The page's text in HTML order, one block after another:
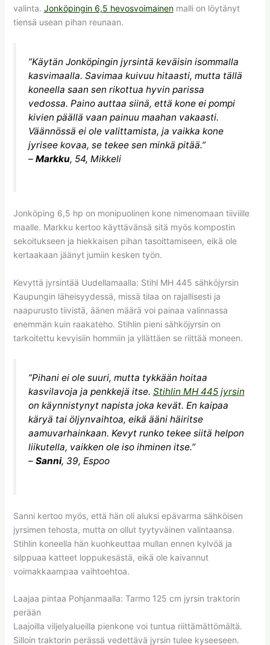
valinta. Jonköpingin 6,5 hevosvoimainenmalli on löytänyt
tiensä usean pihan reunaan.
”Käytän Jonköpingin jyrsintä keväisin isommalla
kasvimaalla. Savimaa kuivuu hitaasti, mutta tällä
koneella saan sen rikottua hyvin parissa
vedossa. Paino auttaa siinä, että kone ei pompi
kivien päällä vaan painuu maahan vakaasti.
Väännössä ei ole valittamista, ja vaikka kone
jyrisee kovaa, se tekee sen minkä pitää.”
– Markku, 54, Mikkeli
Jonköping 6,5 hp on monipuolinen kone nimenomaan tiiviille
maalle. Markku kertoo käyttävänsä sitä myös kompostin
sekoitukseen ja hiekkaisen pihan tasoittamiseen, eikä ole
kertaakaan jäänyt jumiin kesken työn.
Kevyttä jyrsintää Uudellamaalla: Stihl MH 445 sähköjyrsin
Kaupungin läheisyydessä, missä tilaa on rajallisesti ja
naapurusto tiivistä, äänen määrä voi painaa valinnassa
enemmän kuin raakateho. Stihlin pieni sähköjyrsin on
tarkoitettu kevyisiin hommiin ja yllättäen se riittää moneen.
”Pihani ei ole suuri, mutta tykkään hoitaa
kasvilavoja ja penkkejä itse. Stihlin MH 445 jyrsin
on käynnistynyt napista joka kevät. En kaipaa
käryä tai öljynvaihtoa, eikä ääni häiritse
aamuvarhainkaan. Kevyt runko tekee siitä helpon
liikutella, vaikken ole iso ihminen itse.”
– Sanni, 39, Espoo
Sanni kertoo myös, että hän oli aluksi epävarma sähköisen
jyrsimen tehosta, mutta on ollut tyytyväinen valintaansa.
Stihlin koneella hän kuohkeuttaa mullan ennen kylvöä ja
silppuaa katteet loppukesästä, eikä ole kaivannut
voimakkaampaa vaihtoehtoa.
Laajaa pintaa Pohjanmaalla: Tarmo 125 cm jyrsin traktorin
perään
Laajoilla viljelyalueilla pienkone voi tuntua riittämättömältä.
Silloin traktorin perässä vedettävä jyrsin tulee kyseeseen.